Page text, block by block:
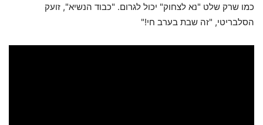
כמו שרק שלט "נא לצחוק" יכול לגרום. "כבוד הנשיא", זועק
הסלבריטי, "זה שבת בערב חי!"